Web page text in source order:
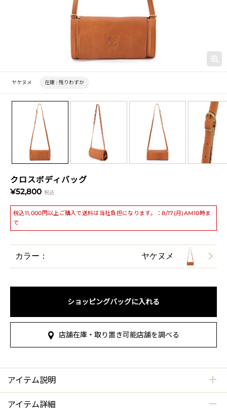
クロスボディバッグ
¥52,800 税込
税込11,000円以上ご購入で送料は当社負担になります。：8/17(月)AM10時ま
で
ヤケヌメ 在庫 : 残りわずか
カラー： ヤケヌメ
ショッピングバッグに入れる
店舗在庫・取り置き可能店舗を調べる
アイテム説明
アイテム詳細